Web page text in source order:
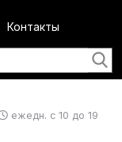
Контакты
ежедн. с 10 до 19